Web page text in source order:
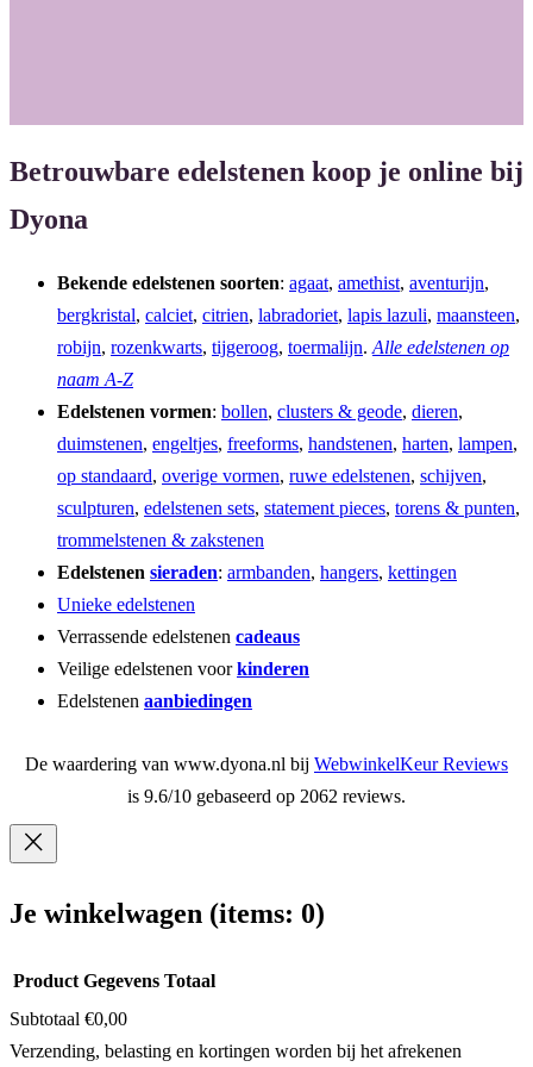
m
Betrouwbare edelstenen koop je online bij
Dyona
Bekende edelstenen soorten: agaat, amethist, aventurijn,
bergkristal, calciet, citrien, labradoriet, lapis lazuli, maansteen,
robijn, rozenkwarts, tijgeroog, toermalijn. Alle edelstenen op
naam A-Z
Edelstenen vormen: bollen, clusters & geode, dieren,
duimstenen, engeltjes, freeforms, handstenen, harten, lampen,
op standaard, overige vormen, ruwe edelstenen, schijven,
sculpturen, edelstenen sets, statement pieces, torens & punten,
trommelstenen & zakstenen
Edelstenen sieraden: armbanden, hangers, kettingen
Unieke edelstenen
Verrassende edelstenen cadeaus
Veilige edelstenen voorkinderen
Edelstenen aanbiedingen
De waardering van www.dyona.nl bij WebwinkelKeur Reviews
is 9.6/10 gebaseerd op 2062 reviews.
Je winkelwagen (items: 0)
Producten
Product Gegevens Totaal
Subtotaal €0,00
Verzending, belasting en kortingen worden bij het afrekenen